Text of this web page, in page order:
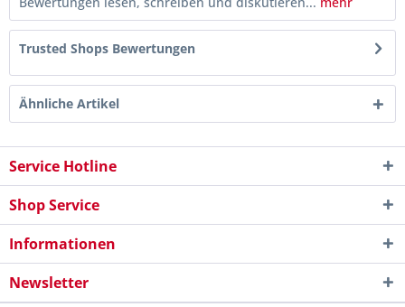
Trusted Shops Bewertungen
Ähnliche Artikel
Service Hotline
Shop Service
Informationen
Newsletter